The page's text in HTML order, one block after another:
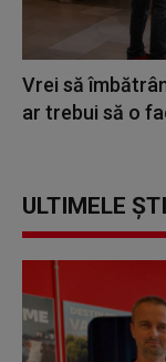
Vrei să
ar trebui să o
ULTIMELE